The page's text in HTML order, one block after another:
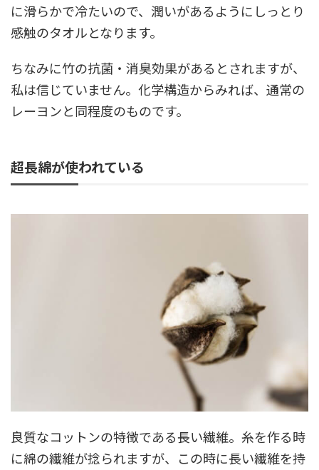
に滑らかで冷たいので、潤いがあるようにしっとり
感触のタオルとなります。
ちなみに竹の抗菌・消臭効果があるとされますが、
私は信じていません。化学構造からみれば、通常の
レーヨンと同程度のものです。
超長綿が使われている
良質なコットンの特徴である長い繊維。糸を作る時
に綿の繊維が捻られますが、この時に長い繊維を持